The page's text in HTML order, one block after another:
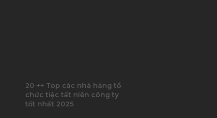
20 ++ Top các nhà hàng tổ
chức tiệc tất niên công ty
tốt nhất 2025